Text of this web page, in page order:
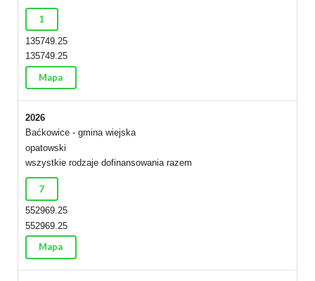
1
135749.25
135749.25
Mapa
2026
Baćkowice - gmina wiejska
opatowski
wszystkie rodzaje dofinansowania razem
7
552969.25
552969.25
Mapa